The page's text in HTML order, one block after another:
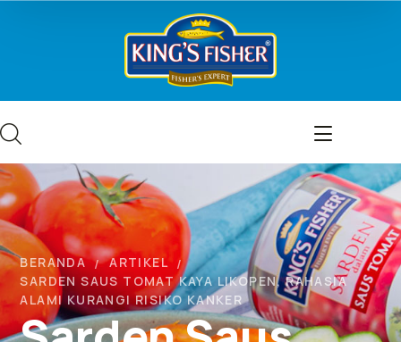
BERANDA
ARTIKEL
SARDEN SAUS TOMAT KAYA LIKOPEN, RAHASIA
ALAMI KURANGI RISIKO KANKER